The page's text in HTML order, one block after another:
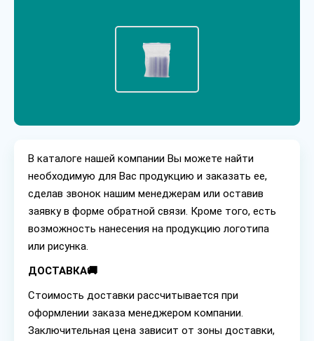
В каталоге нашей компании Вы можете найти
необходимую для Вас продукцию и заказать ее,
сделав звонок нашим менеджерам или оставив
заявку в форме обратной связи. Кроме того, есть
возможность нанесения на продукцию логотипа
или рисунка.
ДОСТАВКА🚚
Стоимость доставки рассчитывается при
оформлении заказа менеджером компании.
Заключительная цена зависит от зоны доставки,